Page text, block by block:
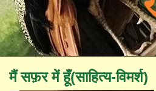
मैं सफ़र में हूँ(साहित्य-विमर्श)